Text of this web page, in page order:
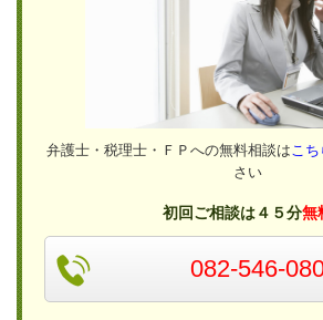
弁護士・税理士・ＦＰへの無料相談は こち
さい
初回ご相談は４５分無
082-546-